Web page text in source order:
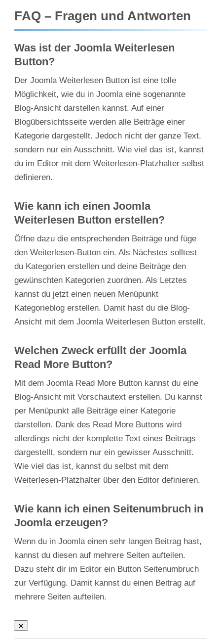
FAQ – Fragen und Antworten
Was ist der Joomla Weiterlesen
Button?
Der Joomla Weiterlesen Button ist eine tolle
Möglichkeit, wie du in Joomla eine sogenannte
Blog-Ansicht darstellen kannst. Auf einer
Blogübersichtsseite werden alle Beiträge einer
Kategorie dargestellt. Jedoch nicht der ganze Text,
sondern nur ein Ausschnitt. Wie viel das ist, kannst
du im Editor mit dem Weiterlesen-Platzhalter selbst
definieren.
Wie kann ich einen Joomla
Weiterlesen Button erstellen?
Öffne dazu die entsprechenden Beiträge und füge
den Weiterlesen-Button ein. Als Nächstes solltest
du Kategorien erstellen und deine Beiträge den
gewünschten Kategorien zuordnen. Als Letztes
kannst du jetzt einen neuen Menüpunkt
Kategorieblog erstellen. Damit hast du die Blog-
Ansicht mit dem Joomla Weiterlesen Button erstellt.
Welchen Zweck erfüllt der Joomla
Read More Button?
Mit dem Joomla Read More Button kannst du eine
Blog-Ansicht mit Vorschautext erstellen. Du kannst
per Menüpunkt alle Beiträge einer Kategorie
darstellen. Dank des Read More Buttons wird
allerdings nicht der komplette Text eines Beitrags
dargestellt, sondern nur ein gewisser Ausschnitt.
Wie viel das ist, kannst du selbst mit dem
Weiterlesen-Platzhalter über den Editor definieren.
Wie kann ich einen Seitenumbruch in
Joomla erzeugen?
Wenn du in Joomla einen sehr langen Beitrag hast,
kannst du diesen auf mehrere Seiten aufteilen.
Dazu steht dir im Editor ein Button Seitenumbruch
zur Verfügung. Damit kannst du einen Beitrag auf
mehrere Seiten aufteilen.